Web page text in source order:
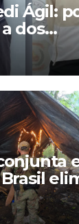
Ágil:
dos
e